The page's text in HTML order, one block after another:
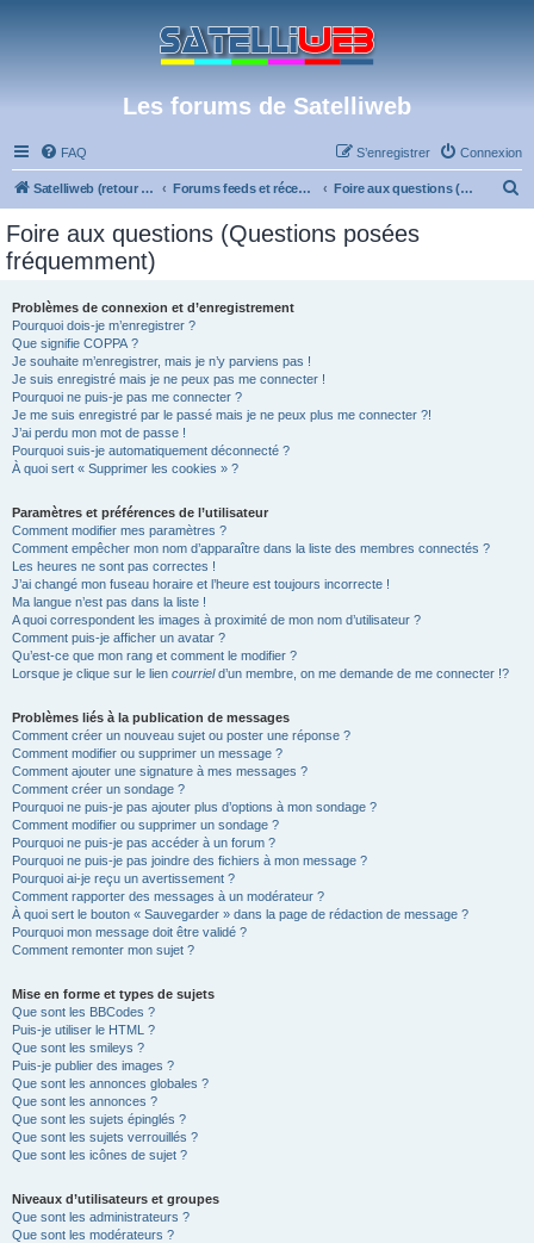
Les forums de Satelliweb
FAQ Connexion
S’enregistrer
Satelliweb (retour vers le site) Forums feeds et réception TV numérique Foire aux questions (Questions posées fréquemment)
Foire aux questions (Questions posées
fréquemment)
Problèmes de connexion et d’enregistrement
Pourquoi dois-je m’enregistrer ?
Que signifie COPPA ?
Je souhaite m’enregistrer, mais je n’y parviens pas !
Je suis enregistré mais je ne peux pas me connecter !
Pourquoi ne puis-je pas me connecter ?
Je me suis enregistré par le passé mais je ne peux plus me connecter ?!
J’ai perdu mon mot de passe !
Pourquoi suis-je automatiquement déconnecté ?
À quoi sert « Supprimer les cookies » ?
Paramètres et préférences de l’utilisateur
Comment modifier mes paramètres ?
Comment empêcher mon nom d’apparaître dans la liste des membres connectés ?
Les heures ne sont pas correctes !
J’ai changé mon fuseau horaire et l’heure est toujours incorrecte !
Ma langue n’est pas dans la liste !
A quoi correspondent les images à proximité de mon nom d’utilisateur ?
Comment puis-je afficher un avatar ?
Qu’est-ce que mon rang et comment le modifier ?
Lorsque je clique sur le lien courrield’un membre, on me demande de me connecter !?
Problèmes liés à la publication de messages
Comment créer un nouveau sujet ou poster une réponse ?
Comment modifier ou supprimer un message ?
Comment ajouter une signature à mes messages ?
Comment créer un sondage ?
Pourquoi ne puis-je pas ajouter plus d’options à mon sondage ?
Comment modifier ou supprimer un sondage ?
Pourquoi ne puis-je pas accéder à un forum ?
Pourquoi ne puis-je pas joindre des fichiers à mon message ?
Pourquoi ai-je reçu un avertissement ?
Comment rapporter des messages à un modérateur ?
À quoi sert le bouton « Sauvegarder » dans la page de rédaction de message ?
Pourquoi mon message doit être validé ?
Comment remonter mon sujet ?
Mise en forme et types de sujets
Que sont les BBCodes ?
Puis-je utiliser le HTML ?
Que sont les smileys ?
Puis-je publier des images ?
Que sont les annonces globales ?
Que sont les annonces ?
Que sont les sujets épinglés ?
Que sont les sujets verrouillés ?
Que sont les icônes de sujet ?
Niveaux d’utilisateurs et groupes
Que sont les administrateurs ?
Que sont les modérateurs ?